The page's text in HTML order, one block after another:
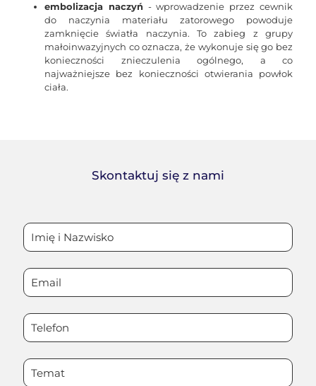
embolizacja naczyń - wprowadzenie przez cewnik
do naczynia materiału zatorowego powoduje
zamknięcie światła naczynia. To zabieg z grupy
małoinwazyjnych co oznacza, że wykonuje się go bez
konieczności znieczulenia ogólnego, a co
najważniejsze bez konieczności otwierania powłok
ciała.
Skontaktuj się z nami